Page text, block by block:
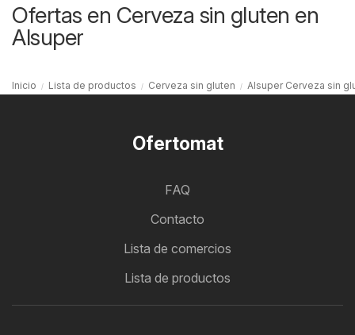
Ofertas en Cerveza sin gluten en
Alsuper
Inicio Lista de productos Cerveza sin gluten Alsuper Cerveza sin
Ofertomat
FAQ
Contacto
Lista de comercios
Lista de productos